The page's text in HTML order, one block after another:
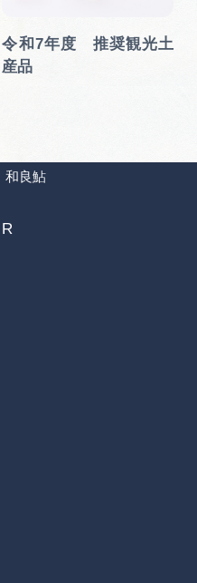
和良鮎
令和7年度 推奨観光土
産品